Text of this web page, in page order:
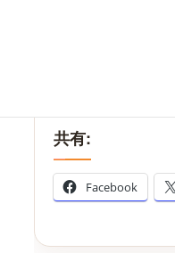
共有:
Facebook